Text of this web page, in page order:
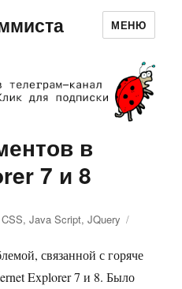
МЕНЮ
в
7 и 8
,Java Script,JQuery
связанной с горяче
Explorer 7 и 8. Было